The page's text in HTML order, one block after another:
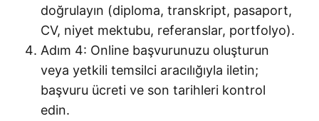
doğrulayın (diploma, transkript, pasaport,
CV, niyet mektubu, referanslar, portfolyo).
Adım 4: Online başvurunuzu oluşturun
veya yetkili temsilci aracılığıyla iletin;
başvuru ücreti ve son tarihleri kontrol
edin.